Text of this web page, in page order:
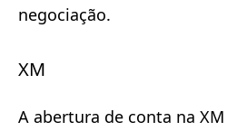
negociação.
XM
A abertura de conta na